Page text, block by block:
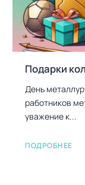
Подарки
День
работников
уважение к...
ПОДРОБНЕЕ